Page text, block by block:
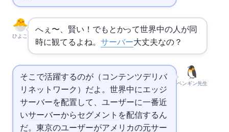
ひよこ
へぇ〜、賢い！でもNetflixとかYouTubeって世界中の人が同
時に観てるよね。 サーバー大丈夫なの？
ペンギン先生
そこで活躍するのが （コンテンツデリバ
リネットワーク）だよ。世界中にエッジ
サーバーを配置して、ユーザーに一番近
いサーバーからセグメント を配信するん
だ。東京のユーザーがアメリカの元サー